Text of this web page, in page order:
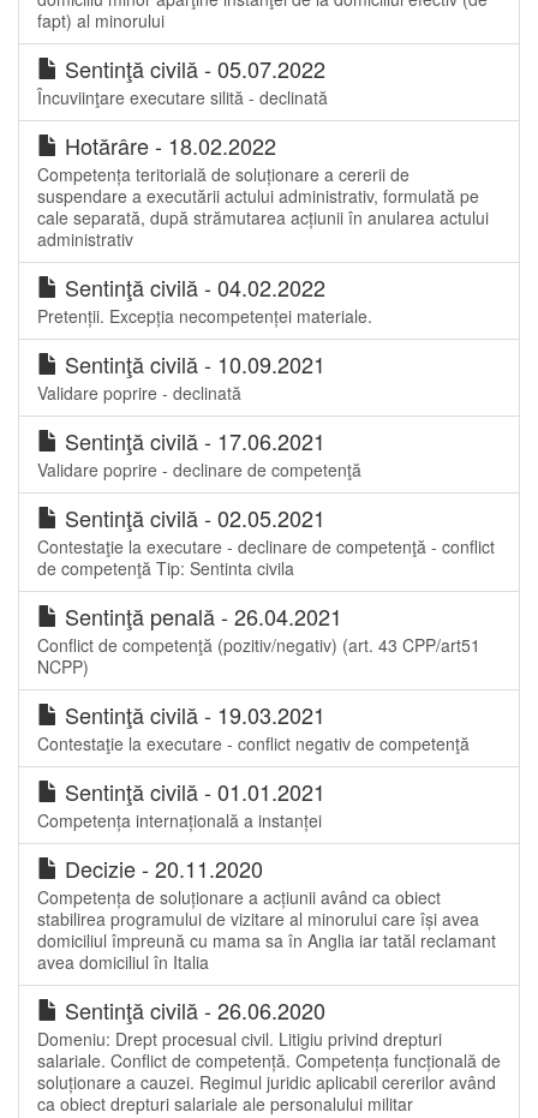
fapt) al minorului
Sentinţă civilă - 05.07.2022
Încuviinţare executare silită - declinată
Hotărâre - 18.02.2022
Competența teritorială de soluționare a cererii de
suspendare a executării actului administrativ, formulată pe
cale separată, după strămutarea acțiunii în anularea actului
administrativ
Sentinţă civilă - 04.02.2022
Pretenții. Excepția necompetenței materiale.
Sentinţă civilă - 10.09.2021
Validare poprire - declinată
Sentinţă civilă - 17.06.2021
Validare poprire - declinare de competenţă
Sentinţă civilă - 02.05.2021
Contestaţie la executare - declinare de competenţă - conflict
de competenţă Tip: Sentinta civila
Sentinţă penală - 26.04.2021
Conflict de competenţă (pozitiv/negativ) (art. 43 CPP/art51
NCPP)
Sentinţă civilă - 19.03.2021
Contestaţie la executare - conflict negativ de competenţă
Sentinţă civilă - 01.01.2021
Competența internațională a instanței
Decizie - 20.11.2020
Competența de soluționare a acțiunii având ca obiect
stabilirea programului de vizitare al minorului care își avea
domiciliul împreună cu mama sa în Anglia iar tatăl reclamant
avea domiciliul în Italia
Sentinţă civilă - 26.06.2020
Domeniu: Drept procesual civil. Litigiu privind drepturi
salariale. Conflict de competență. Competența funcțională de
soluționare a cauzei. Regimul juridic aplicabil cererilor având
ca obiect drepturi salariale ale personalului militar